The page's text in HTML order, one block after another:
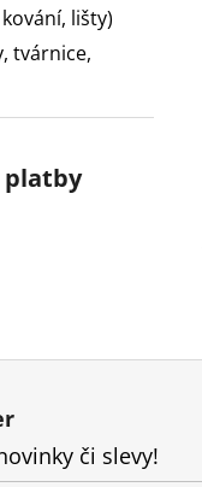
lišty)
tvárnice,
platby
či slevy!